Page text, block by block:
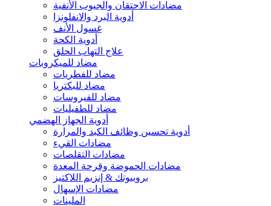
مضادات الاحتقان والجيوب الأنفية
أدوية البرد والانفلونزا
غسول الأنف
أدوية الكحة
علاج التهاب الحلق
مضاد للميكروبات
مضاد للفطريات
مضاد للبكتريا
مضاد للفيروسات
مضاد للطفيليات
أدوية الجهاز الهضمي
أدوية تحسين وظائف الكبد والمرارة
مضادات القيء
مضادات التقلصات
مضادات الحموضة وقرحة المعدة
بروبيوتك & إنزيم اللاكتيز
مضادات الإسهال
الملينات